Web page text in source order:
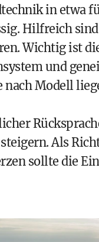
in etwa
Hilfreich
Wichtig ist
und
nach Modell
Als
sollte die